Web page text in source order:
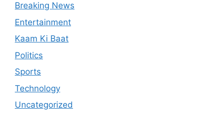
Breaking News
Entertainment
Kaam Ki Baat
Politics
Sports
Technology
Uncategorized